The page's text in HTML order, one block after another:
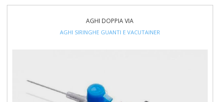
AGHI DOPPIA VIA
AGHI SIRINGHE GUANTI E VACUTAINER